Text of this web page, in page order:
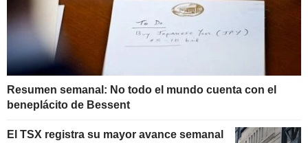
Resumen semanal: No todo el mundo cuenta con el
beneplácito de Bessent
El TSX registra su mayor avance semanal